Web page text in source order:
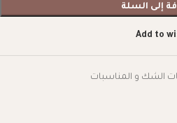
إلى السلة
Add to
الشك و المناسبات